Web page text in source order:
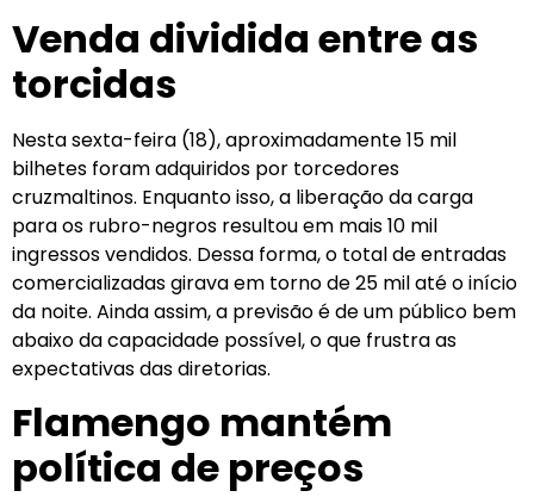
Venda dividida entre as
torcidas
Nesta sexta-feira (18), aproximadamente 15 mil
bilhetes foram adquiridos por torcedores
cruzmaltinos. Enquanto isso, a liberação da carga
para os rubro-negros resultou em mais 10 mil
ingressos vendidos. Dessa forma, o total de entradas
comercializadas girava em torno de 25 mil até o início
da noite. Ainda assim, a previsão é de um público bem
abaixo da capacidade possível, o que frustra as
expectativas das diretorias.
Flamengo mantém
política de preços